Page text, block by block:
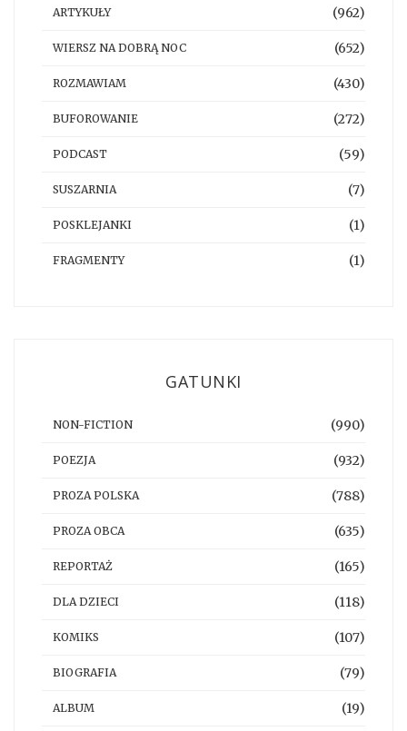
ARTYKUŁY (962)
WIERSZ NA DOBRĄ NOC (652)
ROZMAWIAM (430)
BUFOROWANIE (272)
PODCAST (59)
SUSZARNIA (7)
POSKLEJANKI (1)
FRAGMENTY (1)
GATUNKI
NON-FICTION (990)
POEZJA (932)
PROZA POLSKA (788)
PROZA OBCA (635)
REPORTAŻ (165)
DLA DZIECI (118)
KOMIKS (107)
BIOGRAFIA (79)
ALBUM (19)